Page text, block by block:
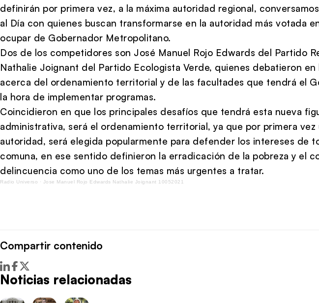
definirán por primera vez, a la máxima autoridad regional,
al Día con quienes buscan transformarse en la autoridad más votada
ocupar de Gobernador Metropolitano.
Dos de los competidores son José Manuel Rojo Edwards del Partido
Nathalie Joignant del Partido Ecologista Verde, quienes debatieron en
acerca del ordenamiento territorial y de las facultades que tendrá el
la hora de implementar programas.
Coincidieron en que los principales desafíos que tendrá esta nueva
administrativa, será el ordenamiento territorial, ya que por primera vez
autoridad, será elegida popularmente para defender los intereses de
comuna, en ese sentido definieron la erradicación de la pobreza y el
delincuencia como uno de los temas más urgentes a tratar.
Radio Universo · Jose Manuel Rojo Edwards Nathalie Joignant 10052021
Compartir contenido
Noticias relacionadas